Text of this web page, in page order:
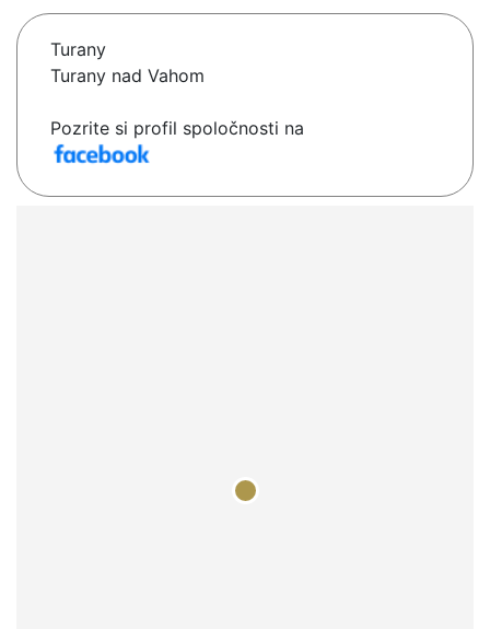
Turany
Turany nad Vahom
Pozrite si profil spoločnosti na